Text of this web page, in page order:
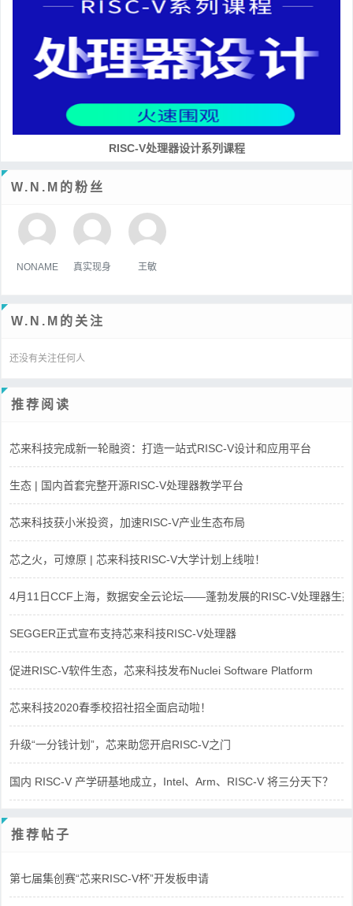
RISC-V处理器设计系列课程
W.N.M的粉丝
NONAME 真实现身 王敏
W.N.M的关注
还没有关注任何人
推荐阅读
芯来科技完成新一轮融资：打造一站式RISC-V设计和应用平台
生态 | 国内首套完整开源RISC-V处理器教学平台
芯来科技获小米投资，加速RISC-V产业生态布局
芯之火，可燎原 | 芯来科技RISC-V大学计划上线啦！
4月11日CCF上海，数据安全云论坛——蓬勃发展的RISC-V处理器生态
SEGGER正式宣布支持芯来科技RISC-V处理器
促进RISC-V软件生态，芯来科技发布Nuclei Software Platform
芯来科技2020春季校招社招全面启动啦！
升级“一分钱计划”，芯来助您开启RISC-V之门
国内 RISC-V 产学研基地成立，Intel、Arm、RISC-V 将三分天下？
推荐帖子
第七届集创赛“芯来RISC-V杯”开发板申请